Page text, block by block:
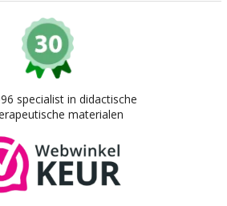
specialist in didactische
materialen